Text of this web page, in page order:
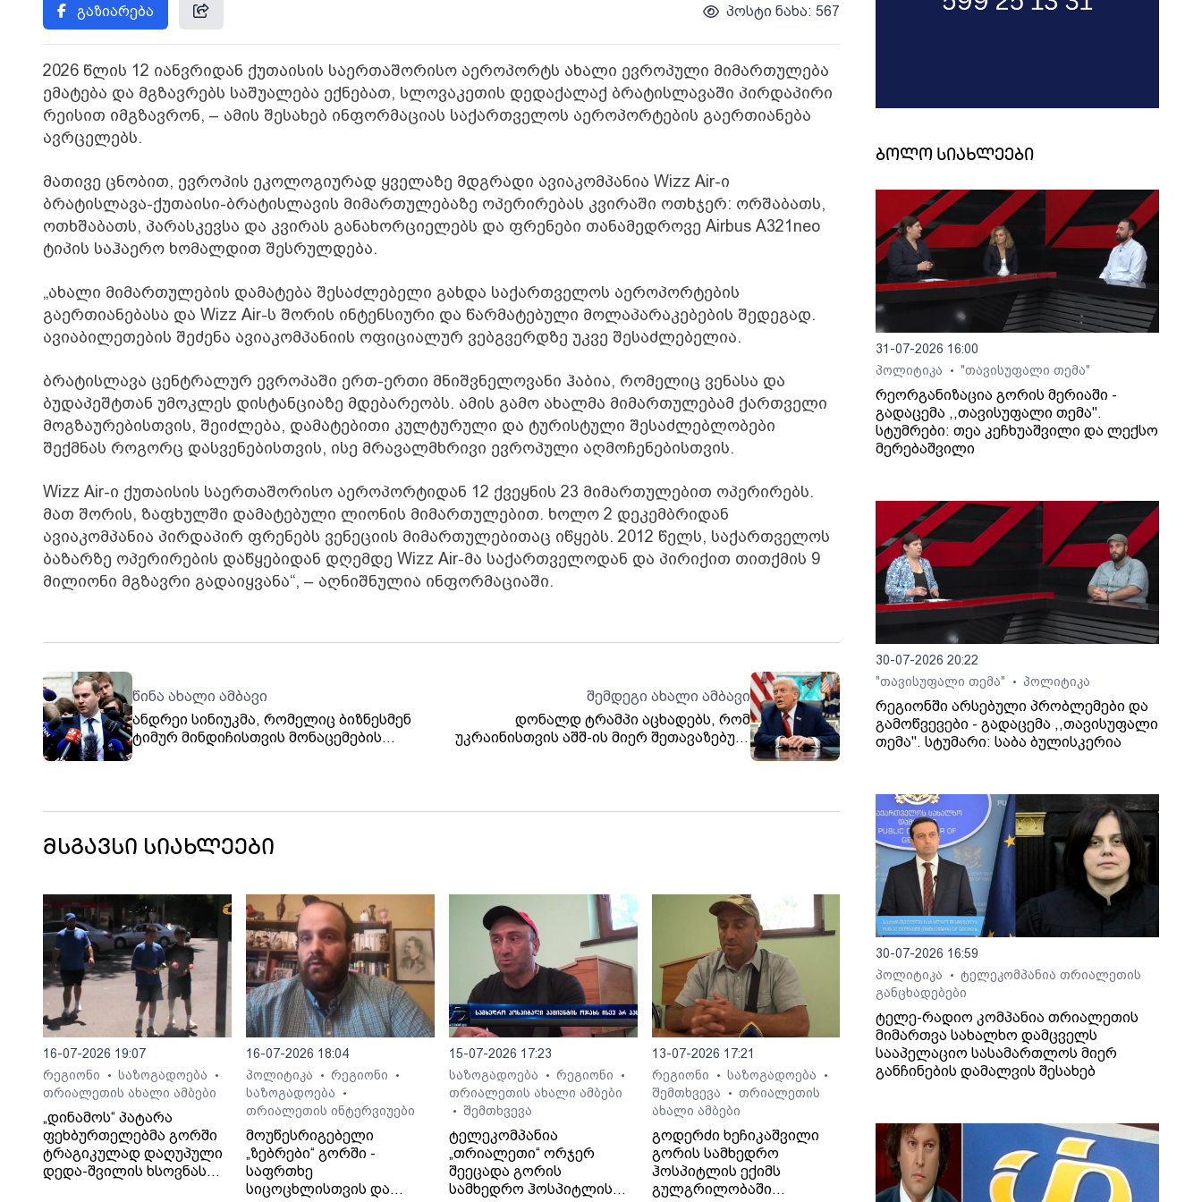
გაზიარება პოსტი ნახა: 567
2026 წლის 12 იანვრიდან ქუთაისის საერთაშორისო აეროპორტს ახალი ევროპული მიმართულება
ემატება და მგზავრებს საშუალება ექნებათ, სლოვაკეთის დედაქალაქ ბრატისლავაში პირდაპირი
რეისით იმგზავრონ, – ამის შესახებ ინფორმაციას საქართველოს აეროპორტების გაერთიანება
ავრცელებს.
მათივე ცნობით, ევროპის ეკოლოგიურად ყველაზე მდგრადი ავიაკომპანია Wizz Air-ი
ბრატისლავა-ქუთაისი-ბრატისლავის მიმართულებაზე ოპერირებას კვირაში ოთხჯერ: ორშაბათს,
ოთხშაბათს, პარასკევსა და კვირას განახორციელებს და ფრენები თანამედროვე Airbus A321neo
ტიპის საჰაერო ხომალდით შესრულდება.
„ახალი მიმართულების დამატება შესაძლებელი გახდა საქართველოს აეროპორტების
გაერთიანებასა და Wizz Air-ს შორის ინტენსიური და წარმატებული მოლაპარაკებების შედეგად.
ავიაბილეთების შეძენა ავიაკომპანიის ოფიციალურ ვებგვერდზე უკვე შესაძლებელია.
ბრატისლავა ცენტრალურ ევროპაში ერთ-ერთი მნიშვნელოვანი ჰაბია, რომელიც ვენასა და
ბუდაპეშტთან უმოკლეს დისტანციაზე მდებარეობს. ამის გამო ახალმა მიმართულებამ ქართველი
მოგზაურებისთვის, შეიძლება, დამატებითი კულტურული და ტურისტული შესაძლებლობები
შექმნას როგორც დასვენებისთვის, ისე მრავალმხრივი ევროპული აღმოჩენებისთვის.
Wizz Air-ი ქუთაისის საერთაშორისო აეროპორტიდან 12 ქვეყნის 23 მიმართულებით ოპერირებს.
მათ შორის, ზაფხულში დამატებული ლიონის მიმართულებით. ხოლო 2 დეკემბრიდან
ავიაკომპანია პირდაპირ ფრენებს ვენეციის მიმართულებითაც იწყებს. 2012 წელს, საქართველოს
ბაზარზე ოპერირების დაწყებიდან დღემდე Wizz Air-მა საქართველოდან და პირიქით თითქმის 9
მილიონი მგზავრი გადაიყვანა“, – აღნიშნულია ინფორმაციაში.
წინა ახალი ამბავი
ანდრეი სინიუკმა, რომელიც ბიზნესმენ
ტიმურ მინდიჩისთვის მონაცემების
შემდეგი ახალი ამბავი
დონალდ ტრამპი აცხადებს, რომ
უკრაინისთვის აშშ-ის მიერ შეთავაზებულ
„სამშვიდობო გეგმაზე“ დასათანხმებლად
მსგავსი სიახლეები
16-07-2026 19:07
რეგიონი
• საზოგადოება •
თრიალეთის ახალი ამბები
„დინამოს“ პატარა
ფეხბურთელებმა გორში
ტრაგიკულად დაღუპული
დედა-შვილის ხსოვნას
16-07-2026 18:04
პოლიტიკა
• რეგიონი •
საზოგადოება •
თრიალეთის ინტერვიუები
მოუწესრიგებელი
„ზებრები“ გორში -
საფრთხე
სიცოცხლისთვის და
15-07-2026 17:23
საზოგადოება
• რეგიონი •
თრიალეთის ახალი ამბები
• შემთხვევა
ტელეკომპანია
„თრიალეთი“ ორჯერ
შეეცადა გორის
სამხედრო ჰოსპიტლის
13-07-2026 17:21
რეგიონი
• საზოგადოება •
შემთხვევა • თრიალეთის
ახალი ამბები
გოდერძი ხეჩიკაშვილი
გორის სამხედრო
ჰოსპიტლის ექიმს
გულგრილობაში
ბოლო სიახლეები
31-07-2026 16:00
პოლიტიკა
• "თავისუფალი თემა"
რეორგანიზაცია გორის მერიაში -
გადაცემა ,,თავისუფალი თემა".
სტუმრები: თეა კეჩხუაშვილი და ლექსო
მერებაშვილი
30-07-2026 20:22
"თავისუფალი თემა"
• პოლიტიკა
რეგიონში არსებული პრობლემები და
გამოწვევები - გადაცემა ,,თავისუფალი
თემა". სტუმარი: საბა ბულისკერია
30-07-2026 16:59
პოლიტიკა
•
ტელეკომპანია თრიალეთის
განცხადებები
ტელე-რადიო კომპანია თრიალეთის
მიმართვა სახალხო დამცველს
სააპელაციო სასამართლოს მიერ
განჩინების დამალვის შესახებ